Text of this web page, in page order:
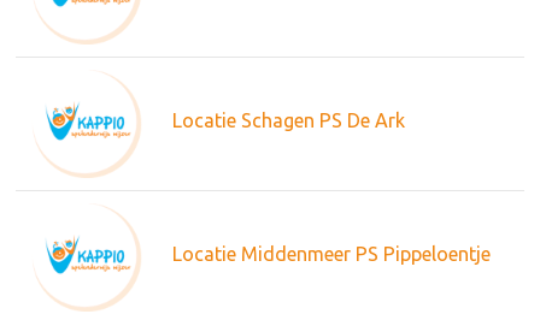
Locatie Schagen PS De Ark
Locatie Middenmeer PS Pippeloentje